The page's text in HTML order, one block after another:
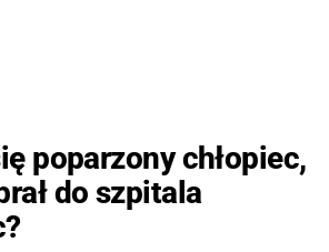
poparzony chłopiec,
do szpitala